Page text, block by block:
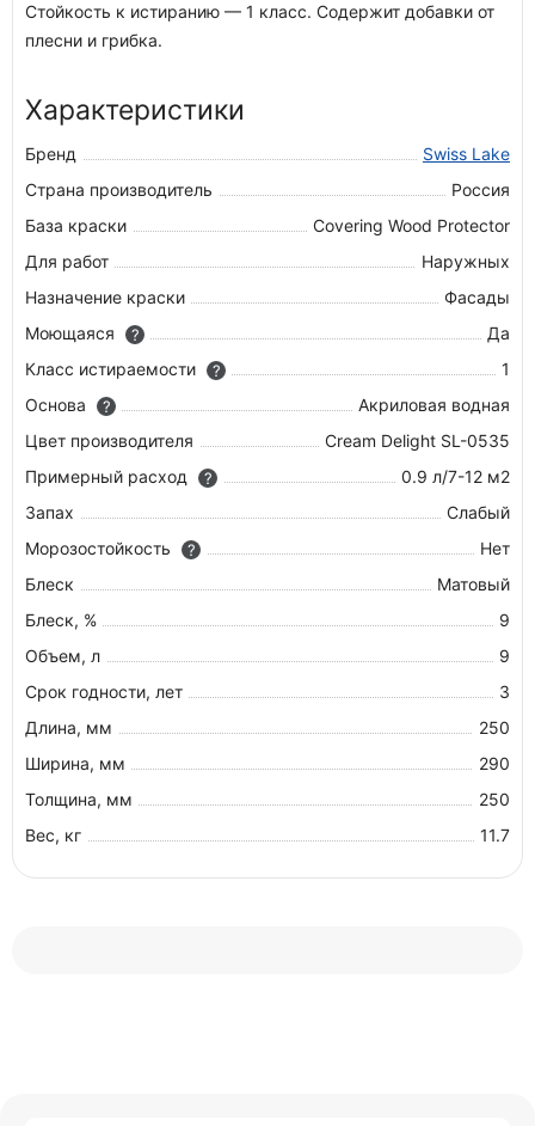
Стойкость к истиранию — 1 класс. Содержит добавки от
плесни и грибка.
Характеристики
Бренд
Swiss Lake
Страна производитель
Россия
База краски
Covering Wood Protector
Для работ
Наружных
Назначение краски
Фасады
Моющаяся
?
Да
Класс истираемости
?
1
Основа
?
Акриловая водная
Цвет производителя
Cream Delight SL-0535
Примерный расход
?
0.9 л/7-12 м2
Запах
Слабый
Морозостойкость
?
Нет
Блеск
Матовый
Блеск, %
9
Объем, л
9
Срок годности, лет
3
Длина, мм
250
Ширина, мм
290
Толщина, мм
250
Вес, кг
11.7